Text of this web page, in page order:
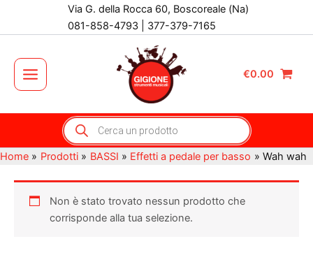
Via G. della Rocca 60, Boscoreale (Na)
081-858-4793 | 377-379-7165
Main
Menu
€0.00
Products
search
Home Prodotti BASSI Effetti a pedale per basso Wah wah
Non è stato trovato nessun prodotto che
corrisponde alla tua selezione.